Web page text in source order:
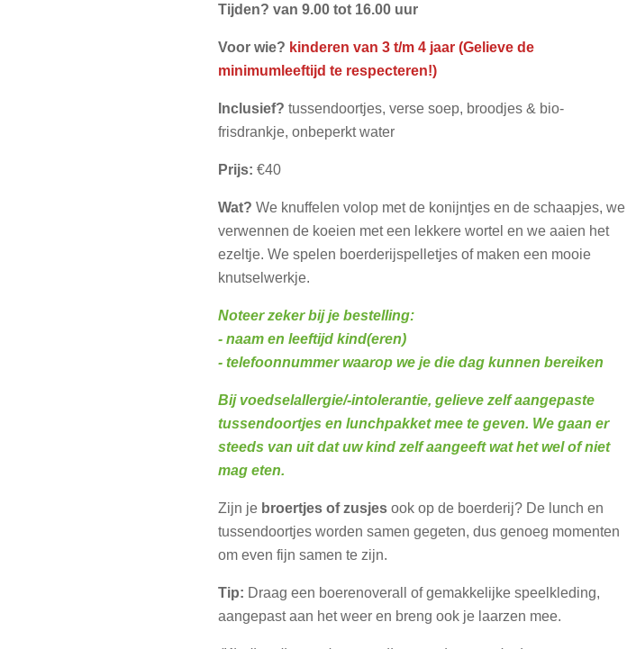
Tijden? van 9.00 tot 16.00 uur
Voor wie? kinderen van 3 t/m 4 jaar (Gelieve de
minimumleeftijd te respecteren!)
Inclusief? tussendoortjes, verse soep, broodjes & bio-
frisdrankje, onbeperkt water
Prijs: €40
Wat? We knuffelen volop met de konijntjes en de schaapjes, we
verwennen de koeien met een lekkere wortel en we aaien het
ezeltje. We spelen boerderijspelletjes of maken een mooie
knutselwerkje.
Noteer zeker bij je bestelling:
- naam en leeftijd kind(eren)
- telefoonnummer waarop we je die dag kunnen bereiken
Bij voedselallergie/-intolerantie, gelieve zelf aangepaste
tussendoortjes en lunchpakket mee te geven. We gaan er
steeds van uit dat uw kind zelf aangeeft wat het wel of niet
mag eten.
Zijn je broertjes of zusjes ook op de boerderij? De lunch en
tussendoortjes worden samen gegeten, dus genoeg momenten
om even fijn samen te zijn.
Tip: Draag een boerenoverall of gemakkelijke speelkleding,
aangepast aan het weer en breng ook je laarzen mee.